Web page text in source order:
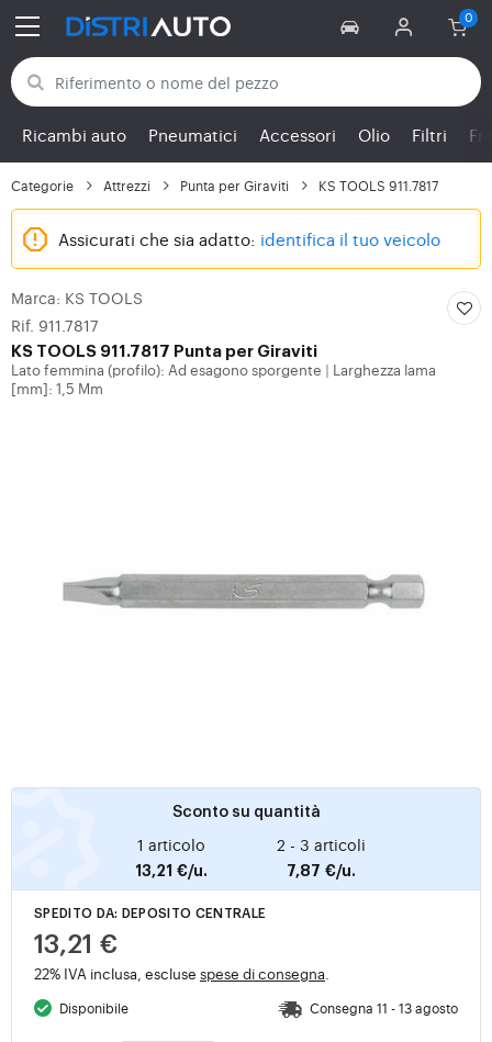
Torna alle categorie
Ricambi auto Pneumatici Accessori Olio Filtri
Categorie Attrezzi Punta per Giraviti KS TOOLS 911.7817
Assicurati che sia adatto: identifica il tuo veicolo
Marca: KS TOOLS
Rif. 911.7817
KS TOOLS 911.7817 Punta per Giraviti
Lato femmina (profilo): Ad esagono sporgente
Larghezza lama
[mm]: 1,5 Mm
Sconto su quantità
1 articolo
13,21 €/u.
2 - 3 articoli
7,87 €/u.
SPEDITO DA: DEPOSITO CENTRALE
13,21 €
22% IVA inclusa, escluse spese di consegna
Disponibile Consegna 11 - 13 agosto